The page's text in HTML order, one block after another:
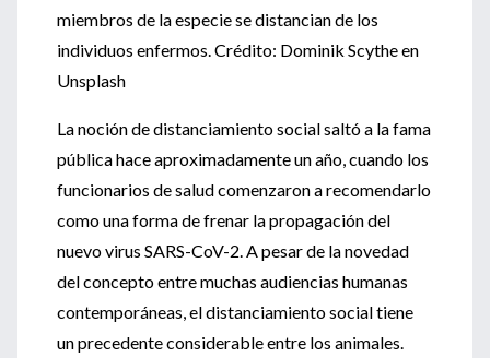
miembros de la especie se distancian de los
individuos enfermos. Crédito: Dominik Scythe en
Unsplash
La noción de distanciamiento social saltó a la fama
pública hace aproximadamente un año, cuando los
funcionarios de salud comenzaron a recomendarlo
como una forma de frenar la propagación del
nuevo virus SARS-CoV-2. A pesar de la novedad
del concepto entre muchas audiencias humanas
contemporáneas, el distanciamiento social tiene
un precedente considerable entre los animales.